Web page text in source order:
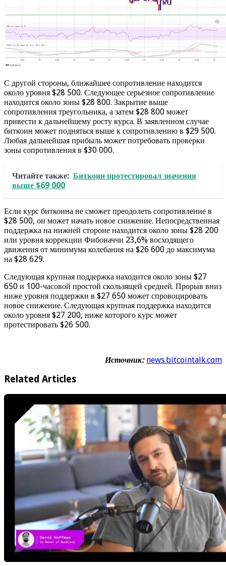
С другой стороны, ближайшее сопротивление находится
около уровня $28 500. Следующее серьезное сопротивление
находится около зоны $28 800. Закрытие выше
сопротивления треугольника, а затем $28 800 может
привести к дальнейшему росту курса. В заявленном случае
биткоин может подняться выше к сопротивлению в $29 500.
Любая дальнейшая прибыль может потребовать проверки
зоны сопротивления в $30 000.
Читайте также: Биткоин протестировал значения
выше $69 000
Если курс биткоина не сможет преодолеть сопротивление в
$28 500, он может начать новое снижение. Непосредственная
поддержка на нижней стороне находится около зоны $28 200
или уровня коррекции Фибоначчи 23,6% восходящего
движения от минимума колебания на $26 600 до максимума
на $28 629.
Следующая крупная поддержка находится около зоны $27
650 и 100-часовой простой скользящей средней. Прорыв вниз
ниже уровня поддержки в $27 650 может спровоцировать
новое снижение. Следующая крупная поддержка находится
около уровня $27 200, ниже которого курс может
протестировать $26 500.
Источник: news.bitcointalk.com
Related Articles